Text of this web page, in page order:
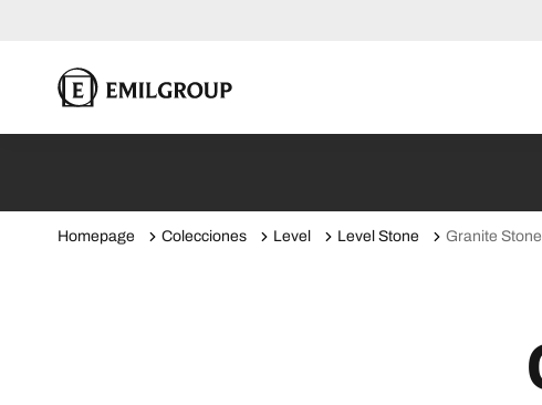
Homepage Colecciones Level Level Stone Granite Stone